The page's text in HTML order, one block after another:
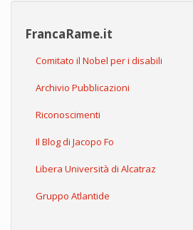
FrancaRame.it
Comitato il Nobel per i disabili
Archivio Pubblicazioni
Riconoscimenti
Il Blog di Jacopo Fo
Libera Università di Alcatraz
Gruppo Atlantide